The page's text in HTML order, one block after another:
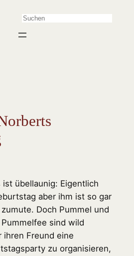
Suchen
übellaunig: Eigentlich
aber ihm ist so gar
Doch Pummel und
sind wild
Freund eine
zu organisieren,